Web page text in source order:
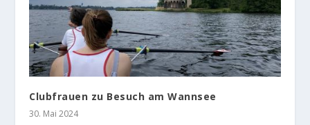
Clubfrauen zu Besuch am Wannsee
30. Mai 2024